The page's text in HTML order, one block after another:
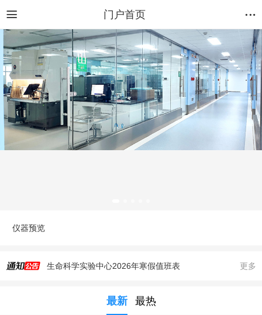
门户首页
仪器预览
生命科学实验中心2026年寒假值班表
2025年秋季大型仪器培训安排
更多
最新 最热